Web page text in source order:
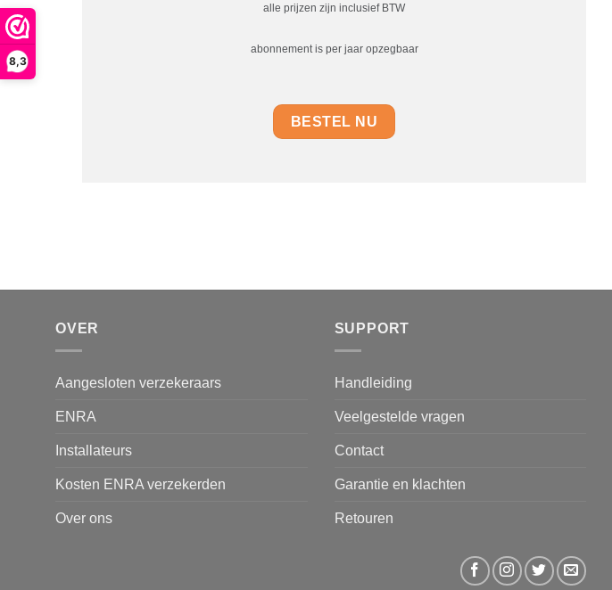
8,3
alle prijzen zijn inclusief BTW
abonnement is per jaar opzegbaar
BESTEL NU
OVER
Aangesloten verzekeraars
ENRA
Installateurs
Kosten ENRA verzekerden
Over ons
SUPPORT
Handleiding
Veelgestelde vragen
Contact
Garantie en klachten
Retouren